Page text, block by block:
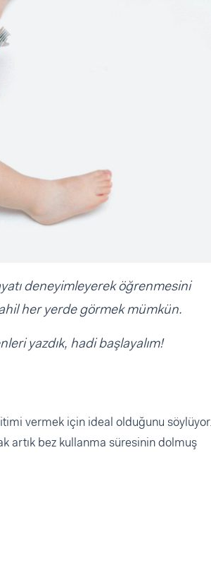
deneyimleyerek öğrenmesini
her yerde görmek mümkün.
yazdık, hadi başlayalım!
vermek için ideal olduğunu söylüyor.
artık bez kullanma süresinin dolmuş